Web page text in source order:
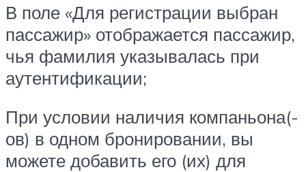
В поле «Для регистрации выбран
пассажир» отображается пассажир,
чья фамилия указывалась при
аутентификации;
При условии наличия компаньона(-
ов) в одном бронировании, вы
можете добавить его (их) для